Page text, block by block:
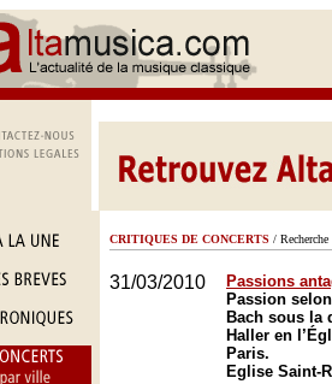
CRITIQUES DE CONCERTS / Recherche
31/03/2010
Passions
Passion
Bach sous la
Haller en
Paris.
Eglise Saint-